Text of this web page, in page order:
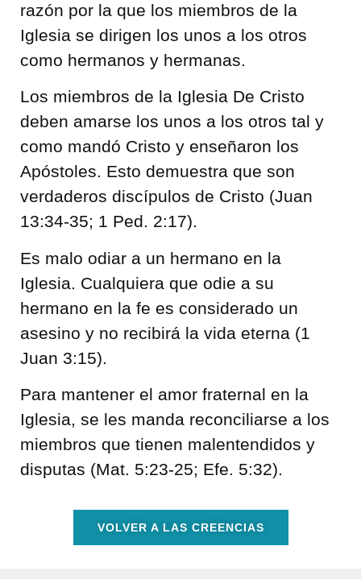
razón por la que los miembros de la
Iglesia se dirigen los unos a los otros
como hermanos y hermanas.
Los miembros de la Iglesia De Cristo
deben amarse los unos a los otros tal y
como mandó Cristo y enseñaron los
Apóstoles. Esto demuestra que son
verdaderos discípulos de Cristo (Juan
13:34-35; 1 Ped. 2:17).
Es malo odiar a un hermano en la
Iglesia. Cualquiera que odie a su
hermano en la fe es considerado un
asesino y no recibirá la vida eterna (1
Juan 3:15).
Para mantener el amor fraternal en la
Iglesia, se les manda reconciliarse a los
miembros que tienen malentendidos y
disputas (Mat. 5:23-25; Efe. 5:32).
VOLVER A LAS CREENCIAS